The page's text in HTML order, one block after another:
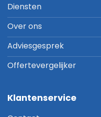
Diensten
Over ons
Adviesgesprek
Offertevergelijker
Klantenservice